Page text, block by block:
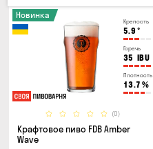
Крепость
5.9 °
Горечь
35 IBU
Плотность
13.7 %
(0)
Новинка
Крафтовое пиво FDB Amber
Wave